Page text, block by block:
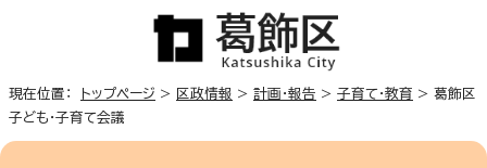
現在位置： トップページ > 区政情報 > 計画・報告 > 子育て・教育 > 葛飾区
子ども・子育て会議